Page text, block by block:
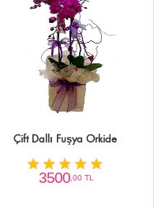
Çift Dallı Fuşya Orkide
3500,00 TL